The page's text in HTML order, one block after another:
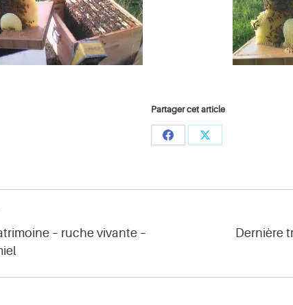
Partager cet article
Share
Share
– ruche vivante –
Dernière